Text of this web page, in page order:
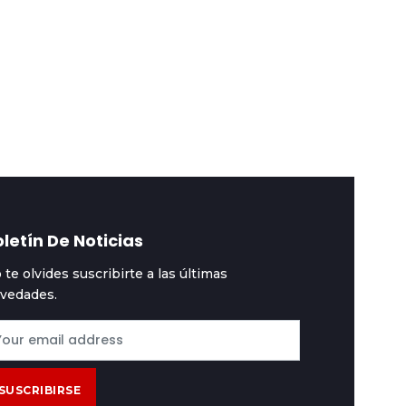
De Noticias
te olvides suscribirte a las últimas
SUSCRIBIRSE